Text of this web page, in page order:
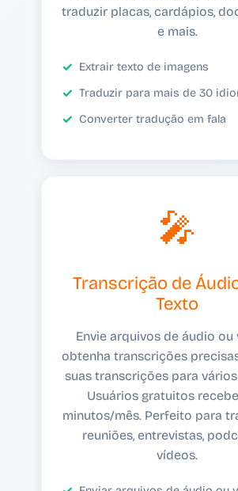
traduzir placas, cardápios,
e mais.
Extrair texto de imagens
Traduzir para mais de 30
Converter tradução em fala
🎤
Transcrição de
Texto
Envie arquivos de áudio ou
obtenha transcrições
suas transcrições para
Usuários gratuitos
minutos/mês. Perfeito para
reuniões, entrevistas,
vídeos.